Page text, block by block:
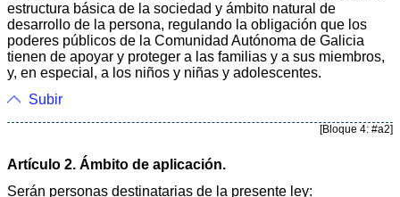
estructura básica de la sociedad y ámbito natural de
desarrollo de la persona, regulando la obligación que los
poderes públicos de la Comunidad Autónoma de Galicia
tienen de apoyar y proteger a las familias y a sus miembros,
y, en especial, a los niños y niñas y adolescentes.
Subir
[Bloque 4: #a2]
Artículo 2. Ámbito de aplicación.
Serán personas destinatarias de la presente ley: